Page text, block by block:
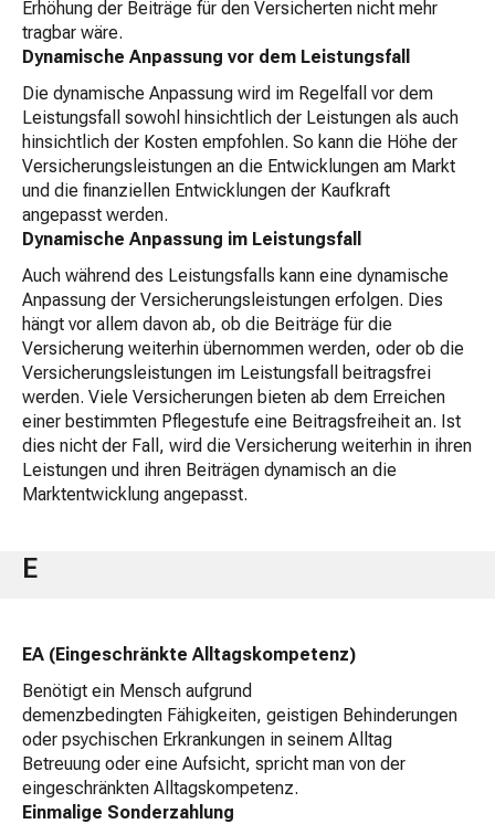
Erhöhung der Beiträge für den Versicherten nicht mehr
tragbar wäre.
Dynamische Anpassung vor dem Leistungsfall
Die dynamische Anpassung wird im Regelfall vor dem
Leistungsfall sowohl hinsichtlich der Leistungen als auch
hinsichtlich der Kosten empfohlen. So kann die Höhe der
Versicherungsleistungen an die Entwicklungen am Markt
und die finanziellen Entwicklungen der Kaufkraft
angepasst werden.
Dynamische Anpassung im Leistungsfall
Auch während des Leistungsfalls kann eine dynamische
Anpassung der Versicherungsleistungen erfolgen. Dies
hängt vor allem davon ab, ob die Beiträge für die
Versicherung weiterhin übernommen werden, oder ob die
Versicherungsleistungen im Leistungsfall beitragsfrei
werden. Viele Versicherungen bieten ab dem Erreichen
einer bestimmten Pflegestufe eine Beitragsfreiheit an. Ist
dies nicht der Fall, wird die Versicherung weiterhin in ihren
Leistungen und ihren Beiträgen dynamisch an die
Marktentwicklung angepasst.
E
EA (Eingeschränkte Alltagskompetenz)
Benötigt ein Mensch aufgrund
demenzbedingten Fähigkeiten, geistigen Behinderungen
oder psychischen Erkrankungen in seinem Alltag
Betreuung oder eine Aufsicht, spricht man von der
eingeschränkten Alltagskompetenz.
Einmalige Sonderzahlung